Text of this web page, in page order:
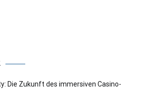
Die Zukunft des immersiven Casino-